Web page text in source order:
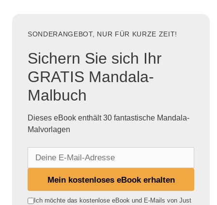
SONDERANGEBOT, NUR FÜR KURZE ZEIT!
Sichern Sie sich Ihr
GRATIS Mandala-
Malbuch
Dieses eBook enthält 30 fantastische Mandala-
Malvorlagen
e
Mein kostenloses eBook erhalten
Ich möchte das kostenlose eBook und E-Mails von Just